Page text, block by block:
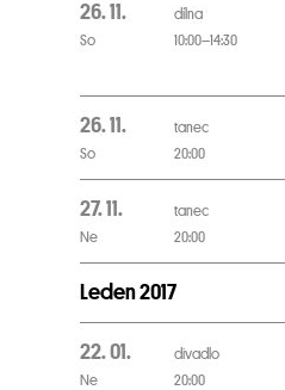
26. 11.
So
dílna
10:00–14:30
26. 11.
So
tanec
20:00
27. 11.
Ne
tanec
20:00
Leden 2017
22. 01.
Ne
divadlo
20:00